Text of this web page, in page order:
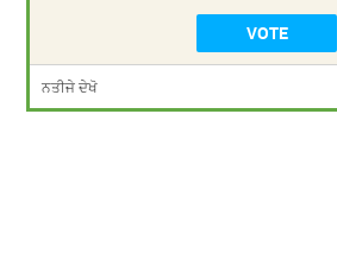
ਨਤੀਜੇ ਦੇਖੋ